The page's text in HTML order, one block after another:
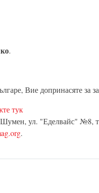
.
Вие допринасяте за
тук
ул. "Еделвайс" №8,
.